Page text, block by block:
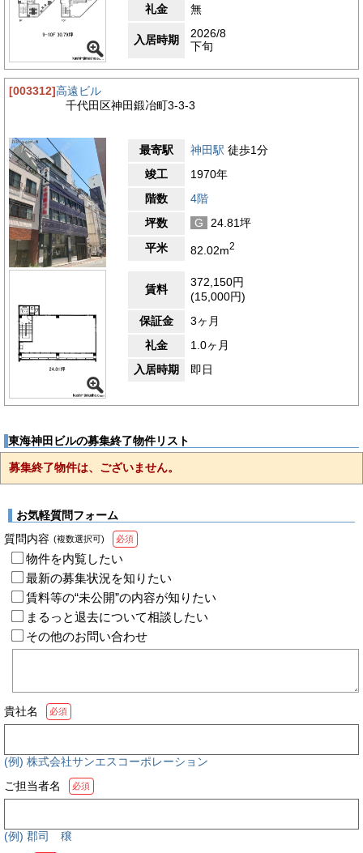
礼金
無
入居時期
2026/8
下旬
[003312]高遠ビル
千代田区神田鍛冶町3-3-3
最寄駅 神田駅 徒歩1分
竣工
1970年
階数
4階
坪数
G
24.81坪
平米
82.02m2
賃料
372,150円
(15,000円)
保証金
3ヶ月
礼金
1.0ヶ月
入居時期
即日
東海神田ビルの募集終了物件リスト
募集終了物件は、ございません。
お気軽質問フォーム
質問内容 (複数選択可) 必須
物件を内覧したい
最新の募集状況を知りたい
賃料等の“未公開”の内容が知りたい
まるっと退去について相談したい
その他のお問い合わせ
貴社名 必須
(例) 株式会社サンエスコーポレーション
ご担当者名
必須
(例) 郡司 穣